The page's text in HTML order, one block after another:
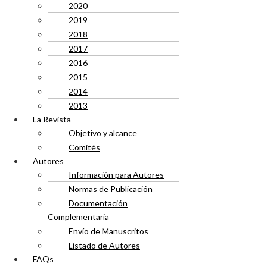
2020
2019
2018
2017
2016
2015
2014
2013
La Revista
Objetivo y alcance
Comités
Autores
Información para Autores
Normas de Publicación
Documentación
Complementaria
Envío de Manuscritos
Listado de Autores
FAQs